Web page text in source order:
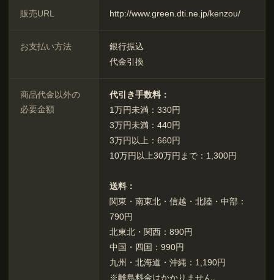
販売URL http://www.green.dti.ne.jp/kenzou/
お支払い方法
銀行振込
代金引換
商品代金以外の
必要金額
代引き手数料：
1万円未満：330円
3万円未満：440円
3万円以上：660円
10万円以上30万円まで：1,300円
送料：
関東・南東北・信越・北陸・中部：
790円
北東北・関西：890円
中国・四国：990円
九州・北海道・沖縄：1,190円
※離島料金はかかりません。